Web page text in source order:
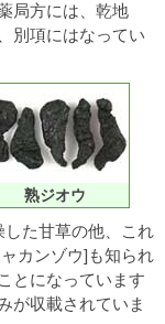
局方には、乾地
別項にはなってい
熟ジオウ
た甘草の他、これ
カンゾウ]も知られ
とになっています
が収載されていま